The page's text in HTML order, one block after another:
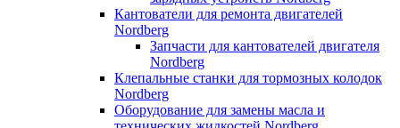
Кантователи для ремонта двигателей
Nordberg
Запчасти для кантователей двигателя
Nordberg
Клепальные станки для тормозных колодок
Nordberg
Оборудование для замены масла и